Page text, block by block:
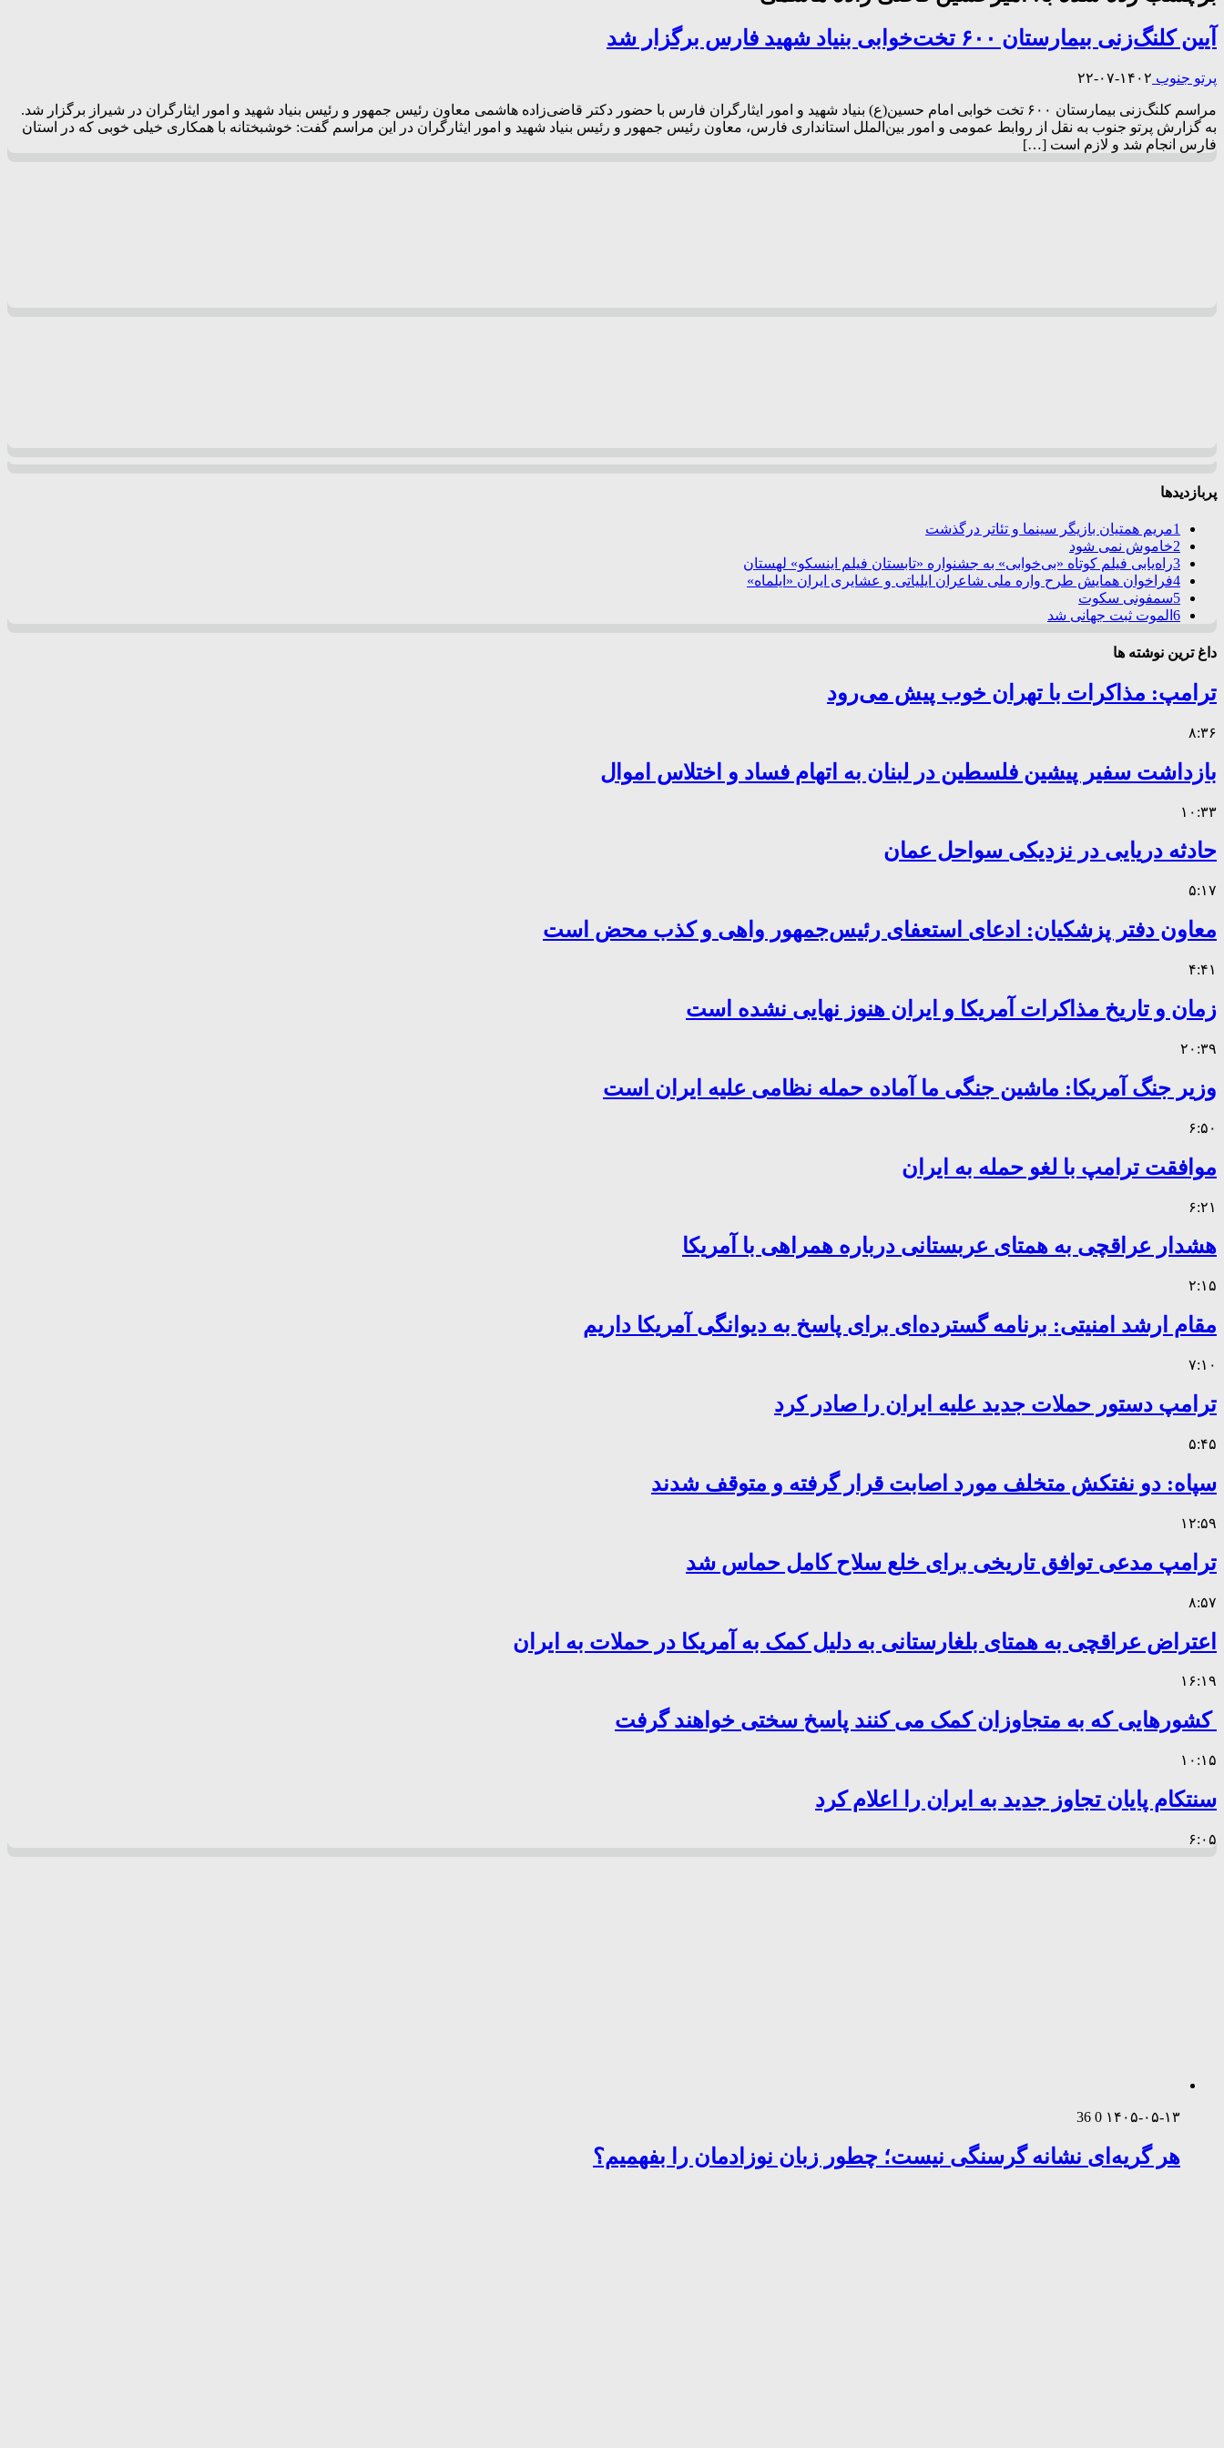
آیین کلنگ‌زنی بیمارستان ۶۰۰ تخت‌خوابی بنیاد شهید فارس برگزار شد
پرتو جنوب ۱۴۰۲-۰۷-۲۲
مراسم کلنگ‌زنی بیمارستان ۶۰۰ تخت خوابی امام حسین(ع) بنیاد شهید و امور ایثارگران فارس با حضور دکتر قاضی‌زاده هاشمی معاون رئیس جمهور و رئیس بنیاد شهید و امور ایثارگران در شیراز برگزار شد.
به گزارش پرتو جنوب به نقل از روابط عمومی و امور بین‌الملل استانداری فارس، معاون رئیس جمهور و رئیس بنیاد شهید و امور ایثارگران در این مراسم گفت: خوشبختانه با همکاری خیلی خوبی که در استان
فارس انجام شد و لازم است […]
پربازدیدها
1مریم همتیان بازیگر سینما و تئاتر درگذشت
2خاموش نمی شود
3راه‌یابی فیلم کوتاه «بی‌خوابی» به جشنواره «تابستان فیلم اینسکو» لهستان
4فراخوان همایش طرح واره ملی شاعران ایلیاتی و عشایری ایران «ایلماه»
5سمفونی سکوت
6 الموت ثبت جهانی شد
داغ ترین نوشته ها
ترامپ: مذاکرات با تهران خوب پیش می‌رود
۸:۳۶
بازداشت سفیر پیشین فلسطین در لبنان به اتهام فساد و اختلاس اموال
۱۰:۳۳
حادثه دریایی در نزدیکی سواحل عمان
۵:۱۷
معاون دفتر پزشکیان: ادعای استعفای رئیس‌جمهور واهی و کذب محض است
۴:۴۱
زمان و تاریخ مذاکرات آمریکا و ایران هنوز نهایی نشده است
۲۰:۳۹
وزیر جنگ آمریکا: ماشین جنگی ما آماده حمله نظامی علیه ایران است
۶:۵۰
موافقت ترامپ با لغو حمله به ایران
۶:۲۱
هشدار عراقچی به همتای عربستانی درباره همراهی با آمریکا
۲:۱۵
مقام ارشد امنیتی: برنامه گسترده‌ای برای پاسخ به دیوانگی آمریکا داریم
۷:۱۰
ترامپ دستور حملات جدید علیه ایران را صادر کرد
۵:۴۵
سپاه: دو نفتکش متخلف مورد اصابت قرار گرفته و متوقف شدند
۱۲:۵۹
ترامپ مدعی توافق تاریخی برای خلع سلاح کامل حماس شد
۸:۵۷
اعتراض عراقچی به همتای بلغارستانی به دلیل کمک به آمریکا در حملات به ایران
۱۶:۱۹
کشورهایی که به متجاوزان کمک می کنند پاسخ سختی خواهند گرفت
۱۰:۱۵
سنتکام پایان تجاوز جدید به ایران را اعلام کرد
۶:۰۵
۱۴۰۵-۰۵-۱۳ 0
36
هر گریه‌ای نشانه گرسنگی نیست؛ چطور زبان نوزادمان را بفهمیم؟